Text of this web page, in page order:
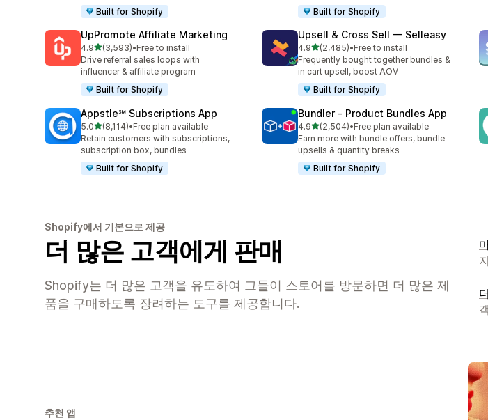
Built for Shopify
Built for Shopify
UpPromote Affiliate Marketing
4.9별 5개 중
(3,593)
총 리뷰 3593개
•Free to install
Drive referral sales loops with
influencer & affiliate program
Built for Shopify
Upsell & Cross Sell — Selleasy
4.9별 5개 중
(2,485)
총 리뷰 2485개
•Free to install
Frequently bought together bundles &
in cart upsell, boost AOV
Built for Shopify
Appstle℠ Subscriptions App
5.0별 5개 중
(8,114)
총 리뷰 8114개
•Free plan available
Retain customers with subscriptions,
subscription box, bundles
Built for Shopify
Bundler ‑ Product Bundles App
4.9별 5개 중
(2,504)
총 리뷰 2504개
•Free plan available
Earn more with bundle offers, bundle
upsells & quantity breaks
Built for Shopify
Shopify에서 기본으로 제공
더 많은 고객에게 판매
Shopify는 더 많은 고객을 유도하여 그들이 스토어를 방문하면 더 많은 제
품을 구매하도록 장려하는 도구를 제공합니다.
추천 앱